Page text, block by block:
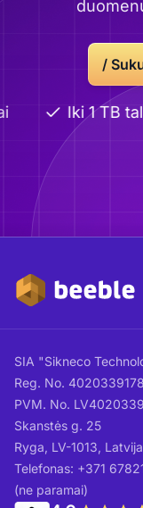
/
Iki 1 TB
SIA "Sikneco
Reg. No.
PVM. No.
Skanstės g. 25
Ryga, LV-1013, Latvija
Telefonas: +371
(ne paramai)